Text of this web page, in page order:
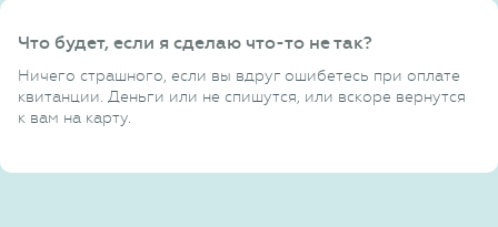
Что будет, если я сделаю что-то не так?
Ничего страшного, если вы вдруг ошибетесь при оплате
квитанции. Деньги или не спишутся, или вскоре вернутся
к вам на карту.